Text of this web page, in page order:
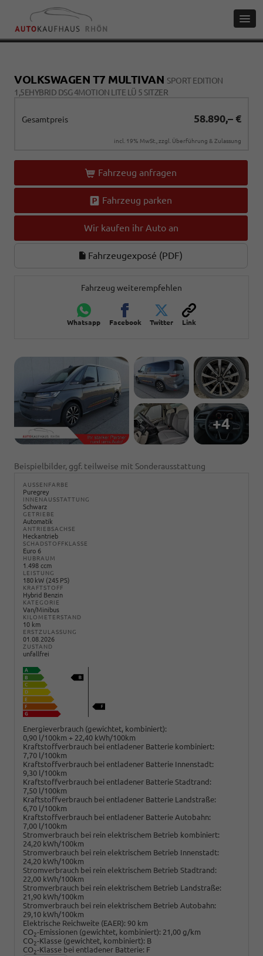
VOLKSWAGEN T7 MULTIVAN SPORT EDITION
1,5EHYBRID DSG 4MOTION LITE LÜ 5 SITZER
Gesamtpreis 58.890,– €
incl. 19% MwSt., zzgl. Überführung & Zulassung
Fahrzeug anfragen
Fahrzeug parken
Wir kaufen ihr Auto an
Fahrzeugexposé (PDF)
Fahrzeug weiterempfehlen
Whatsapp Facebook Twitter Link
+4
Beispielbilder, ggf. teilweise mit Sonderausstattung
AUSSENFARBE
Puregrey
INNENAUSSTATTUNG
Schwarz
GETRIEBE
Automatik
ANTRIEBSACHSE
Heckantrieb
SCHADSTOFFKLASSE
Euro 6
HUBRAUM
1.498 ccm
LEISTUNG
180 kW (245 PS)
KRAFTSTOFF
Hybrid Benzin
KATEGORIE
Van/Minibus
KILOMETERSTAND
10 km
ERSTZULASSUNG
01.08.2026
ZUSTAND
unfallfrei
Energieverbrauch (gewichtet, kombiniert):
0,90 l/100km + 22,40 kWh/100km
Kraftstoffverbrauch bei entladener Batterie kombiniert:
7,70 l/100km
Kraftstoffverbrauch bei entladener Batterie Innenstadt:
9,30 l/100km
Kraftstoffverbrauch bei entladener Batterie Stadtrand:
7,50 l/100km
Kraftstoffverbrauch bei entladener Batterie Landstraße:
6,70 l/100km
Kraftstoffverbrauch bei entladener Batterie Autobahn:
7,00 l/100km
Stromverbrauch bei rein elektrischem Betrieb kombiniert:
24,20 kWh/100km
Stromverbrauch bei rein elektrischem Betrieb Innenstadt:
24,20 kWh/100km
Stromverbrauch bei rein elektrischem Betrieb Stadtrand:
22,00 kWh/100km
Stromverbrauch bei rein elektrischem Betrieb Landstraße:
21,90 kWh/100km
Stromverbrauch bei rein elektrischem Betrieb Autobahn:
29,10 kWh/100km
Elektrische Reichweite (EAER): 90 km
CO2-Emissionen (gewichtet, kombiniert): 21,00 g/km
CO2-Klasse (gewichtet, kombiniert): B
CO2-Klasse bei entladener Batterie: F